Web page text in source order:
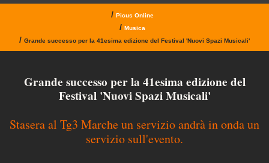
/ Picus Online
/ Musica
/ Grande successo per la 41esima edizione del Festival 'Nuovi Spazi Musicali'
Grande successo per la 41esima edizione del
Festival 'Nuovi Spazi Musicali'
Stasera al Tg3 Marche un servizio andrà in onda un
servizio sull'evento.